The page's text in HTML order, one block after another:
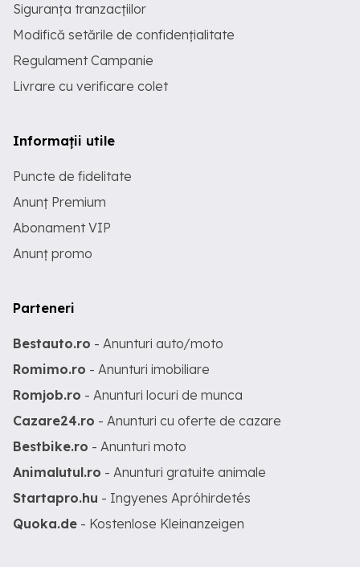
Siguranța tranzacțiilor
Modifică setările de confidențialitate
Regulament Campanie
Livrare cu verificare colet
Informații utile
Puncte de fidelitate
Anunț Premium
Abonament VIP
Anunț promo
Parteneri
Bestauto.ro - Anunturi auto/moto
Romimo.ro - Anunturi imobiliare
Romjob.ro - Anunturi locuri de munca
Cazare24.ro - Anunturi cu oferte de cazare
Bestbike.ro - Anunturi moto
Animalutul.ro - Anunturi gratuite animale
Startapro.hu - Ingyenes Apróhirdetés
Quoka.de - Kostenlose Kleinanzeigen